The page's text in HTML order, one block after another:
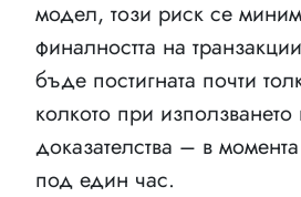
модел, този риск се
финалността на
бъде постигната почти
колкото при използването
доказателства – в
под един час.